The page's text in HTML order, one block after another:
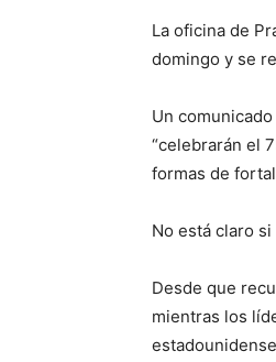
La oficina de
domingo y se
Un
“celebrarán el
formas de
No está claro
Desde que
mientras los